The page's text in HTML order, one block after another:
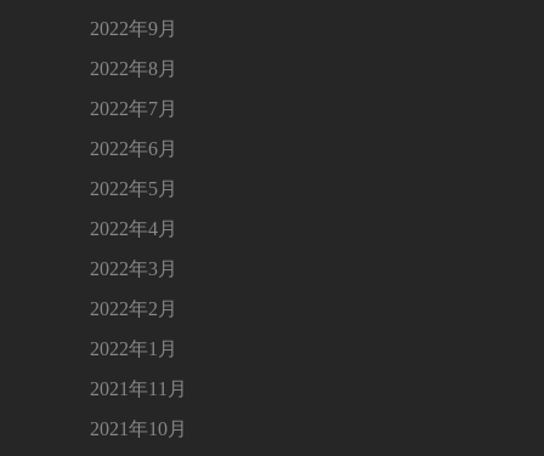
2022年9月
2022年8月
2022年7月
2022年6月
2022年5月
2022年4月
2022年3月
2022年2月
2022年1月
2021年11月
2021年10月